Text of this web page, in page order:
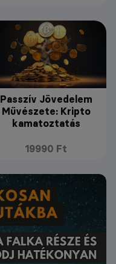
Passzív Jövedelem
Művészete: Kripto
kamatoztatás
19990 Ft